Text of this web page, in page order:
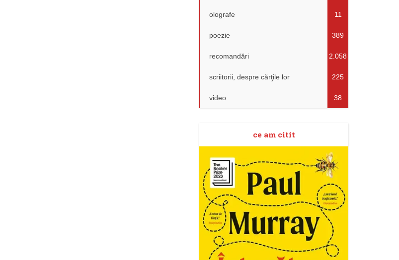
olografe 11
poezie 389
recomandări 2.058
scriitorii, despre cărţile lor 225
video 38
ce am citit